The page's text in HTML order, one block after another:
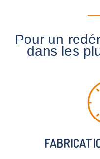
Pour un
dans les